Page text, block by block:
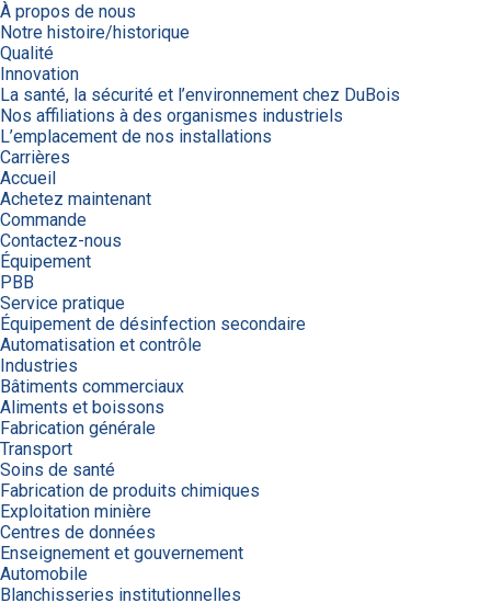
À propos de nous
Notre histoire/historique
Qualité
Innovation
La santé, la sécurité et l’environnement chez DuBois
Nos affiliations à des organismes industriels
L’emplacement de nos installations
Carrières
Accueil
Achetez maintenant
Commande
Contactez-nous
Équipement
PBB
Service pratique
Équipement de désinfection secondaire
Automatisation et contrôle
Industries
Bâtiments commerciaux
Aliments et boissons
Fabrication générale
Transport
Soins de santé
Fabrication de produits chimiques
Exploitation minière
Centres de données
Enseignement et gouvernement
Automobile
Blanchisseries institutionnelles